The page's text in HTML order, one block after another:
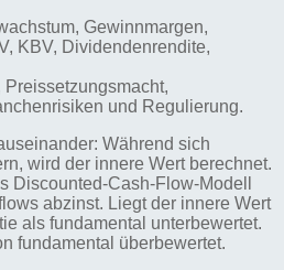
Gewinnmargen,
KBV, Dividendenrendite,
Preissetzungsmacht,
und Regulierung.
Während sich
wird der innere Wert berechnet.
Discounted-Cash-Flow-Modell
abzinst. Liegt der innere Wert
als fundamental unterbewertet.
fundamental überbewertet.